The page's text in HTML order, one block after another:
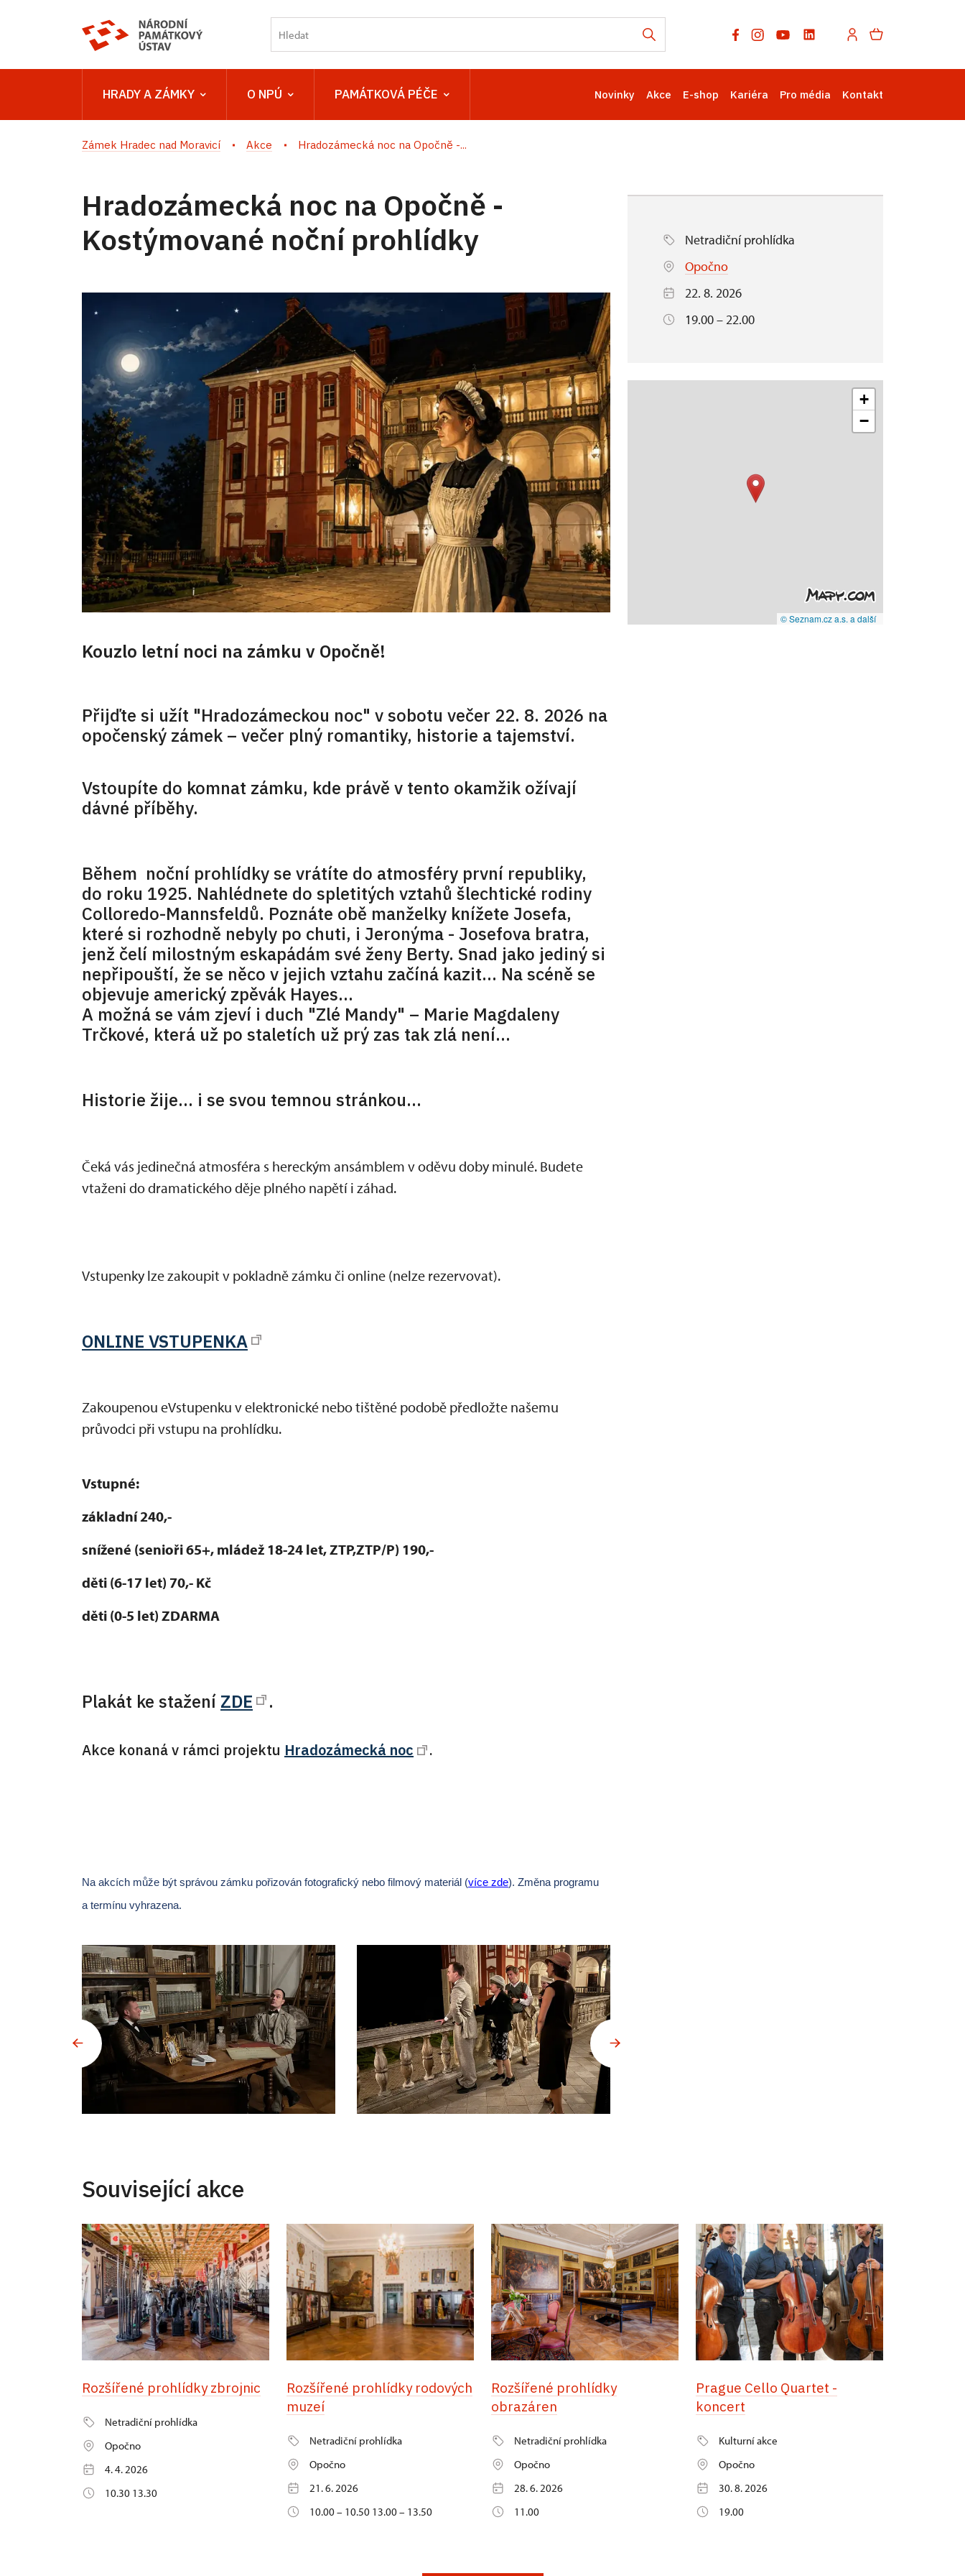
HRADY A ZÁMKY O NPÚ PAMÁTKOVÁ PÉČE Novinky Akce E-shop Kariéra Pro média Kontakt
Zámek Hradec nad Moravicí Akce Hradozámecká noc na Opočně -...
Hradozámecká noc na Opočně -
Kostýmované noční prohlídky
Kouzlo letní noci na zámku v Opočně!
Přijďte si užít "Hradozámeckou noc" v sobotu večer 22. 8. 2026 na
opočenský zámek – večer plný romantiky, historie a tajemství.
Vstoupíte do komnat zámku, kde právě v tento okamžik ožívají
dávné příběhy.
Během noční prohlídky se vrátíte do atmosféry první republiky,
do roku 1925. Nahlédnete do spletitých vztahů šlechtické rodiny
Colloredo-Mannsfeldů. Poznáte obě manželky knížete Josefa,
které si rozhodně nebyly po chuti, i Jeronýma - Josefova bratra,
jenž čelí milostným eskapádám své ženy Berty. Snad jako jediný si
nepřipouští, že se něco v jejich vztahu začíná kazit... Na scéně se
objevuje americký zpěvák Hayes...
A možná se vám zjeví i duch "Zlé Mandy" – Marie Magdaleny
Trčkové, která už po staletích už prý zas tak zlá není…
Historie žije... i se svou temnou stránkou...
Čeká vás jedinečná atmosféra s hereckým ansámblem v oděvu doby minulé. Budete
vtaženi do dramatického děje plného napětí i záhad.
Vstupenky lze zakoupit v pokladně zámku či online (nelze rezervovat).
ONLINE VSTUPENKA
Zakoupenou eVstupenku v elektronické nebo tištěné podobě předložte našemu
průvodci při vstupu na prohlídku.
Vstupné:
základní 240,-
snížené (senioři 65+, mládež 18-24 let, ZTP,ZTP/P) 190,-
děti (6-17 let) 70,- Kč
děti (0-5 let) ZDARMA
Plakát ke stažení ZDE .
Akce konaná v rámci projektu Hradozámecká noc .
Na akcích může být správou zámku pořizován fotografický nebo filmový materiál (více zde). Změna programu
a termínu vyhrazena.
Netradiční prohlídka
Opočno
22. 8. 2026
19.00 – 22.00
+
−
© Seznam.cz a.s. a další
Související akce
Rozšířené prohlídky zbrojnic
Netradiční prohlídka
Opočno
4. 4. 2026
10.30 13.30
Rozšířené prohlídky rodových
muzeí
Netradiční prohlídka
Opočno
21. 6. 2026
10.00 – 10.50 13.00 – 13.50
Rozšířené prohlídky
obrazáren
Netradiční prohlídka
Opočno
28. 6. 2026
11.00
Prague Cello Quartet -
koncert
Kulturní akce
Opočno
30. 8. 2026
19.00